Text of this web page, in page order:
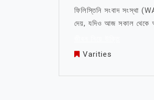
ফিলিস্তিনি সংবাদ সংস্থা
দেয়, যদিও আজ সকাল থেকে
Varities